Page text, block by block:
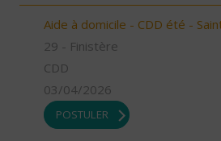
Aide à domicile - CDD été -
29 - Finistère
CDD
03/04/2026
POSTULER